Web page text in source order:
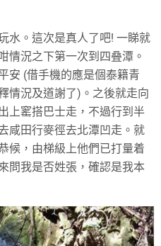
水。這次是真人了吧! 一睇就
情況之下第一次到四叠潭。
安 (借手機的應是個泰籍青
情況及道謝了)。之後就走向
上窰搭巴士走，不過行到半
咸田行麥徑去北潭凹走。就
候，由梯級上他們已打量着
問我是否姓張，確認是我本